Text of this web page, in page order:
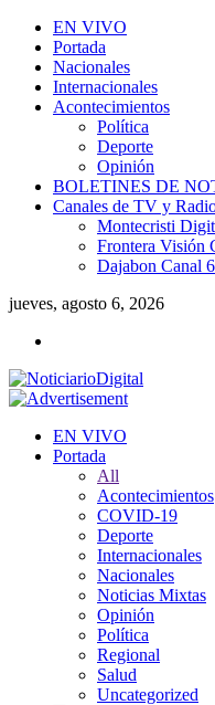
EN VIVO
Portada
Nacionales
Internacionales
Acontecimientos
Política
Deporte
Opinión
BOLETINES DE
Canales de TV y
Montecristi
Frontera Visión
Dajabon Canal 6
jueves, agosto 6, 2026
EN VIVO
Portada
All
Acontecimientos
COVID-19
Deporte
Internacionales
Nacionales
Noticias Mixtas
Opinión
Política
Regional
Salud
Uncategorized